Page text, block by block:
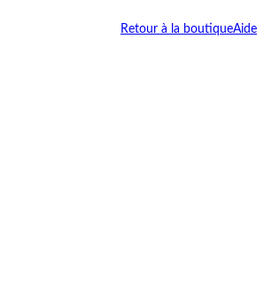
Retour à la boutiqueAide